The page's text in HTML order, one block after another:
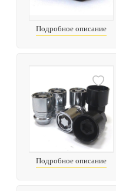
Подробное описание
Подробное описание